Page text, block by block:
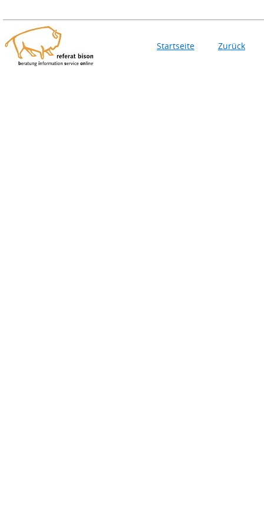
Startseite Zurück